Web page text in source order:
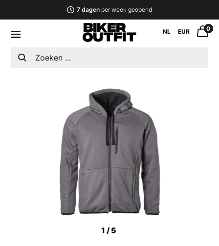
7 dagenper week geopend
NL EUR 0
1 /5